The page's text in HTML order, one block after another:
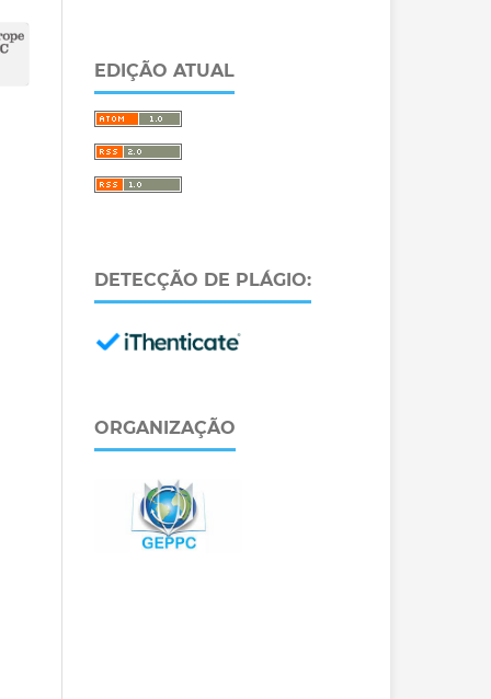
EDIÇÃO ATUAL
DETECÇÃO DE PLÁGIO:
ORGANIZAÇÃO